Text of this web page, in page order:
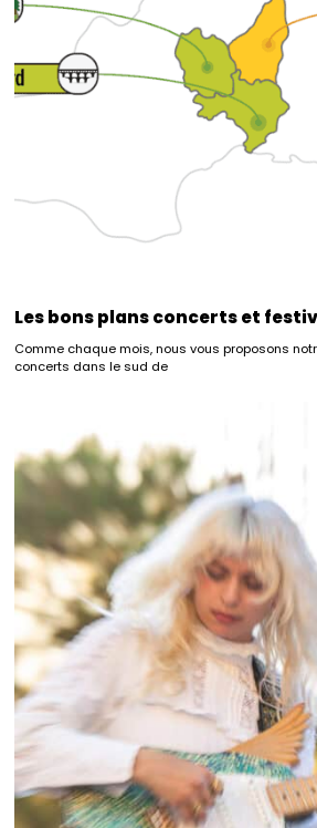
Les bons plans concerts et
Comme chaque mois, nous vous proposons
concerts dans le sud de